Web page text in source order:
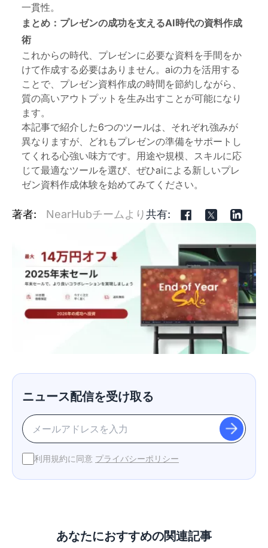
一貫性。
まとめ：プレゼンの成功を支えるAI時代の資料作成
術
これからの時代、プレゼンに必要な資料を手間をか
けて作成する必要はありません。aiの力を活用する
ことで、プレゼン資料作成の時間を節約しながら、
質の高いアウトプットを生み出すことが可能になり
ます。
本記事で紹介した6つのツールは、それぞれ強みが
異なりますが、どれもプレゼンの準備をサポートし
てくれる心強い味方です。用途や規模、スキルに応
じて最適なツールを選び、ぜひaiによる新しいプレ
ゼン資料作成体験を始めてみてください。
著者: NearHubチームより共有:
ニュース配信を受け取る
利用規約に同意 プライバシーポリシー
あなたにおすすめの関連記事